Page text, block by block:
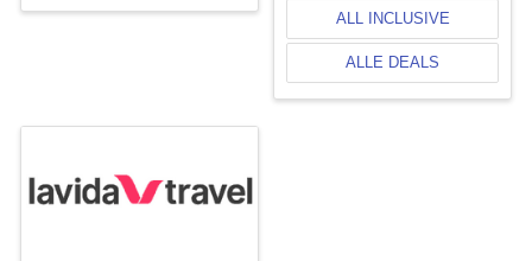
ALL INCLUSIVE
ALLE DEALS